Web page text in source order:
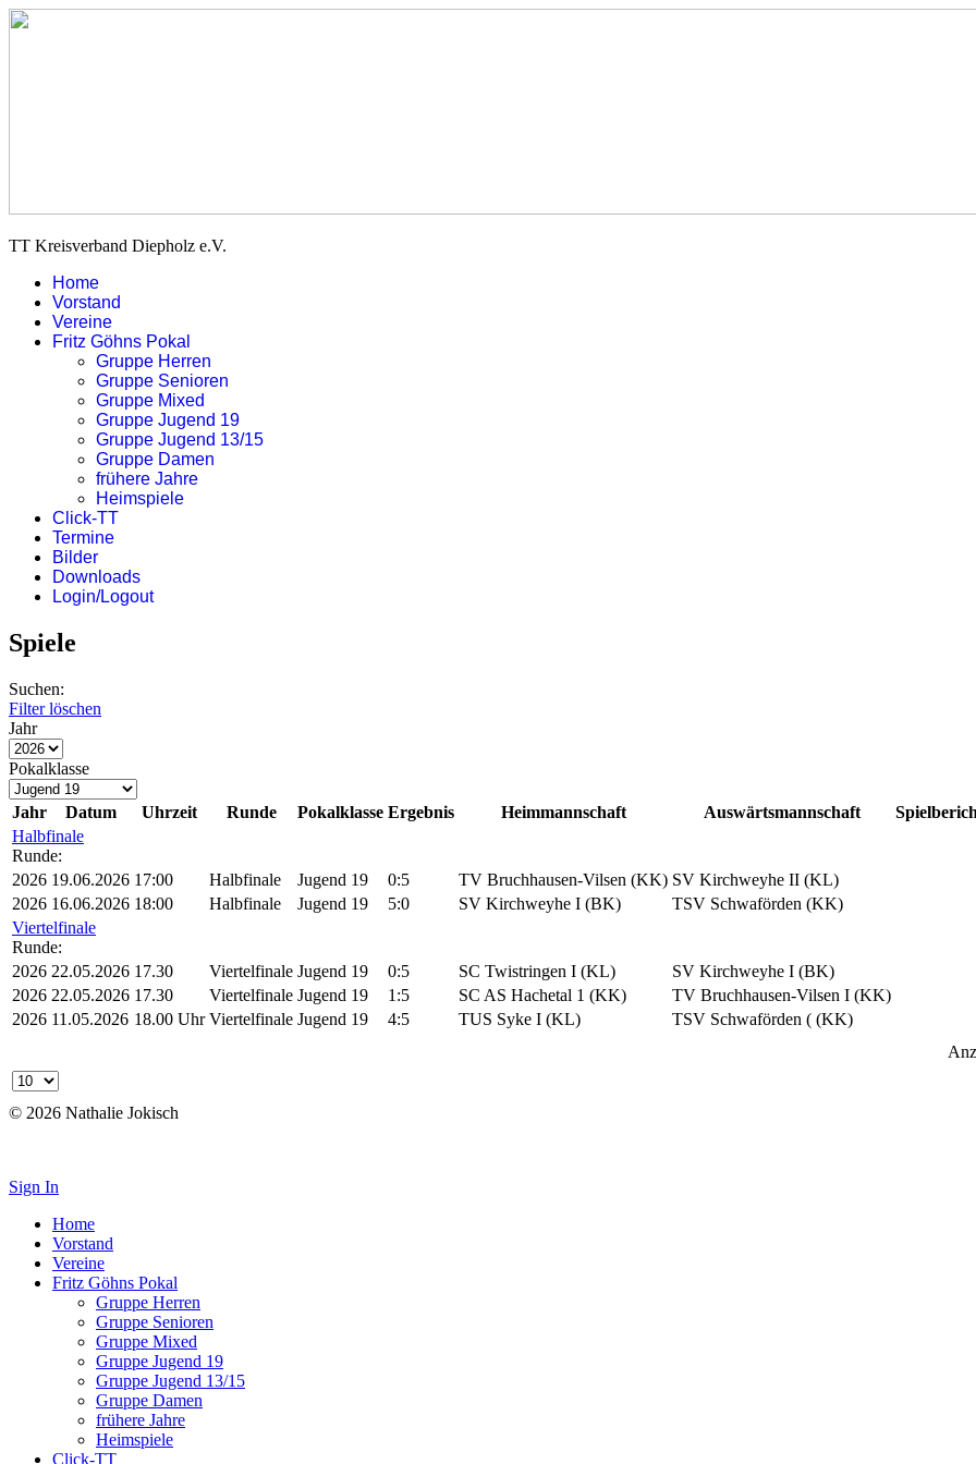
TT Kreisverband Diepholz e.V.
Home
Vorstand
Vereine
Fritz Göhns Pokal
Gruppe Herren
Gruppe Senioren
Gruppe Mixed
Gruppe Jugend 19
Gruppe Jugend 13/15
Gruppe Damen
frühere Jahre
Heimspiele
Click-TT
Termine
Bilder
Downloads
Login/Logout
Spiele
Suchen:
Filter löschen
Jahr
Pokalklasse
Jahr Datum Uhrzeit Runde Pokalklasse Ergebnis Heimmannschaft Auswärtsmannschaft
Halbfinale
Runde:
2026 19.06.2026 17:00 Halbfinale Jugend 19 0:5 TV Bruchhausen-Vilsen (KK) SV Kirchweyhe II (KL)
2026 16.06.2026 18:00 Halbfinale Jugend 19 5:0 SV Kirchweyhe I (BK) TSV Schwaförden (KK)
Viertelfinale
Runde:
2026 22.05.2026 17.30 Viertelfinale Jugend 19 0:5 SC Twistringen I (KL) SV Kirchweyhe I (BK)
2026 22.05.2026 17.30 Viertelfinale Jugend 19 1:5 SC AS Hachetal 1 (KK) TV Bruchhausen-Vilsen I (KK)
2026 11.05.2026 18.00 Uhr Viertelfinale Jugend 19 4:5 TUS Syke I (KL) TSV Schwaförden ( (KK)
© 2026 Nathalie Jokisch
Sign In
Home
Vorstand
Vereine
Fritz Göhns Pokal
Gruppe Herren
Gruppe Senioren
Gruppe Mixed
Gruppe Jugend 19
Gruppe Jugend 13/15
Gruppe Damen
frühere Jahre
Heimspiele
Click-TT